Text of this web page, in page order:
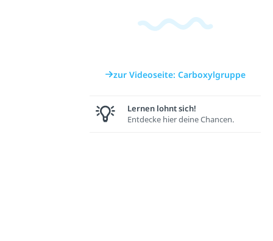
zur Videoseite: Carboxylgruppe
Lernen lohnt sich!
Entdecke hier deine Chancen.